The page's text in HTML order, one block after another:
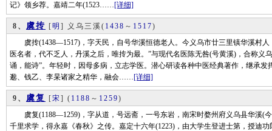
记》领乡荐。嘉靖二年(1523……[详细]
8、 虞抟 [明 ] 义乌三溪( 1438 ～ 1517)
虞抟(1438—1517)，字天民，自号华溪恒德老人。今义乌市廿三里镇华溪村人
医名者，代不乏人，丹溪之后，唯抟为最。”与现代名医陈无咎(号黄溪)，合称义
诵，能诗”。年轻时，因母多病，立志学医。潜心研读各种中医经典著作，继承
邈、钱乙、李杲诸家之精华，融会……[详细]
9、 虞复 [宋 ] ( 1188 ～ 1259)
虞复(1188—1259)，字从道，号远斋，一号东岩，南宋时婺州府义乌县华溪
千里求学，得永嘉《春秋》之传。嘉定十六年(1223)，由大学生登进士第，授迪